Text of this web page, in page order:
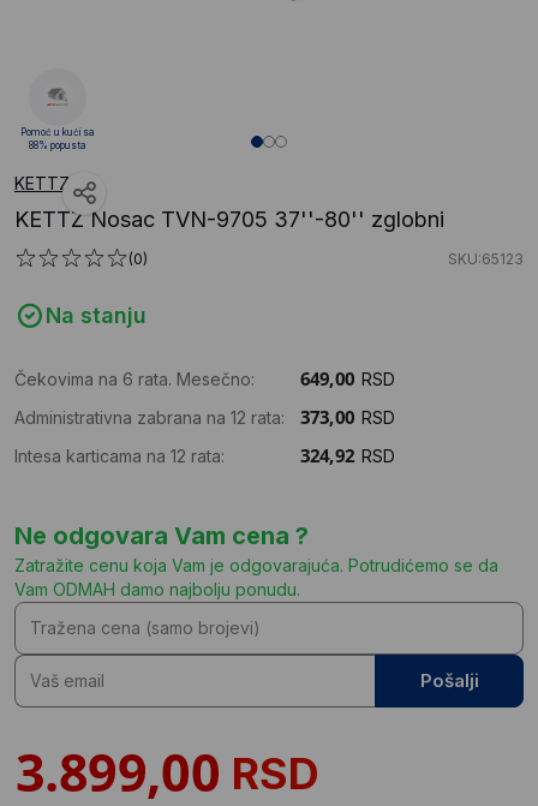
KETTZ
KETTZ Nosac TVN-9705 37''-80'' zglobni
(0) SKU:65123
Na stanju
Čekovima na 6 rata. Mesečno:
RSD
Administrativna zabrana na 12 rata:
RSD
Intesa karticama na 12 rata:
RSD
Ne odgovara Vam cena ?
Zatražite cenu koja Vam je odgovarajuća. Potrudićemo se da
Vam ODMAH damo najbolju ponudu.
Pošalji
RSD
Pomoć u kući sa
88% popusta